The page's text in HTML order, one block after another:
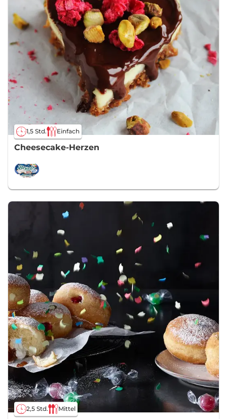
1,5 Std. Einfach
Cheesecake-Herzen
2,5 Std. Mittel